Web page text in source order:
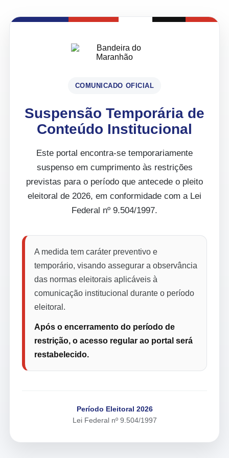
COMUNICADO OFICIAL
Suspensão Temporária de
Conteúdo Institucional
Este portal encontra-se temporariamente
suspenso em cumprimento às restrições
previstas para o período que antecede o pleito
eleitoral de 2026, em conformidade com a Lei
Federal nº 9.504/1997.
A medida tem caráter preventivo e
temporário, visando assegurar a observância
das normas eleitorais aplicáveis à
comunicação institucional durante o período
eleitoral.
Após o encerramento do período de
restrição, o acesso regular ao portal será
restabelecido.
Período Eleitoral 2026
Lei Federal nº 9.504/1997